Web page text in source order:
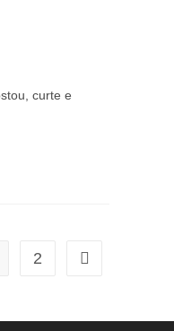
curte e
2